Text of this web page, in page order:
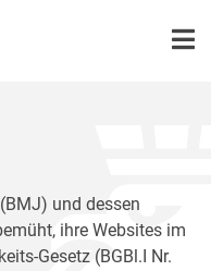
und dessen
ihre Websites im
Gesetz (BGBl.I Nr.